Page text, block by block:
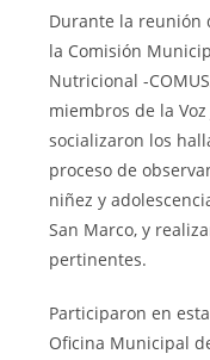
Durante la reunión
la Comisión
Nutricional -
miembros de la
socializaron los
proceso de
niñez y
San Marco, y
pertinentes.
Participaron en
Oficina Municipal